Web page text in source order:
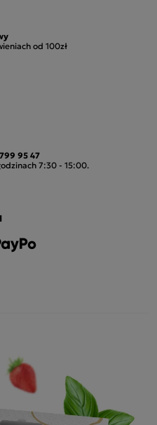
od 100zł
95 47
7:30 - 15:00.